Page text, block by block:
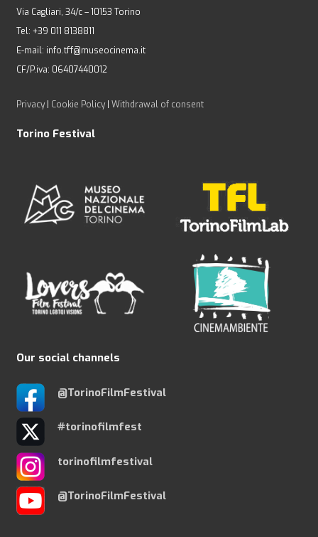
Via Cagliari, 34/c – 10153 Torino
Tel: +39 011 8138811
E-mail: info.tff@museocinema.it
CF/P.iva: 06407440012
Privacy| Cookie Policy| Withdrawal of consent
Torino Festival
Our social channels
@TorinoFilmFestival
#torinofilmfest
torinofilmfestival
@TorinoFilmFestival